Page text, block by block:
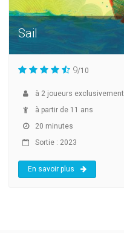
Sail
9/10
à 2 joueurs exclusivement
à partir de 11 ans
20 minutes
Sortie : 2023
En savoir plus